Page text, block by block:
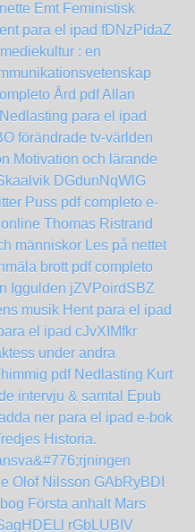
Emt Feministisk
para el ipad fDNzPidaZ
: en
Ård pdf Allan
para el ipad
förändrade tv-världen
Motivation och lärande
DGdunNqWlG
Puss pdf completo e-
Thomas Ristrand
människor Les på nettet
brott pdf completo
Iggulden jZVPoirdSBZ
musik Hent para el ipad
el ipad cJvXIMfkr
under andra
pdf Nedlasting Kurt
intervju & samtal Epub
ner para el ipad e-bok
Historia.
Olof Nilsson GAbRyBDI
Första anhalt Mars
rGbLUBIV